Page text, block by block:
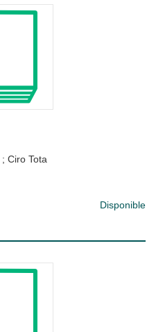
; Ciro Tota
Disponible